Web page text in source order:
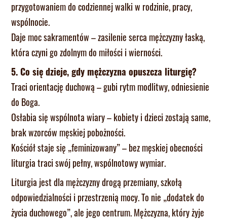
przygotowaniem do codziennej walki w rodzinie, pracy,
wspólnocie.
Daje moc sakramentów – zasilenie serca mężczyzny łaską,
która czyni go zdolnym do miłości i wierności.
5. Co się dzieje, gdy mężczyzna opuszcza liturgię?
Traci orientację duchową – gubi rytm modlitwy, odniesienie
do Boga.
Osłabia się wspólnota wiary – kobiety i dzieci zostają same,
brak wzorców męskiej pobożności.
Kościół staje się „feminizowany” – bez męskiej obecności
liturgia traci swój pełny, wspólnotowy wymiar.
Liturgia jest dla mężczyzny drogą przemiany, szkołą
odpowiedzialności i przestrzenią mocy. To nie „dodatek do
życia duchowego”, ale jego centrum. Mężczyzna, który żyje